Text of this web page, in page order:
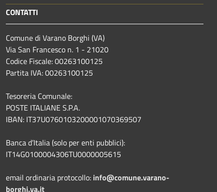
CONTATTI
Comune di Varano Borghi (VA)
Via San Francesco n. 1 - 21020
Codice Fiscale: 00263100125
Partita IVA: 00263100125
Tesoreria Comunale:
POSTE ITALIANE S.P.A.
IBAN: IT37U0760103200001070369507
Banca d’Italia (solo per enti pubblici):
IT14G0100004306TU0000005615
email ordinaria protocollo: info@comune.varano-
borghi.va.it